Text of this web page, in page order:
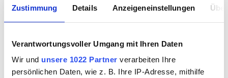
Zustimmung Details Anzeigeneinstellungen
Verantwortungsvoller Umgang mit Ihren Daten
Wir und unsere 1022 Partner verarbeiten Ihre
persönlichen Daten, wie z. B. Ihre IP-Adresse, mithilfe
Urheberrecht
Die durch die Seitenbetreiber erstellten Inhalte und
Urheberrecht. Die Vervielfältigung, Bearbeitung,
Verbreitung und jede Art der Verwertung außerhalb
der Grenzen des Urheberrechtes bedürfen der
schriftlichen Zustimmung des jeweiligen Autors